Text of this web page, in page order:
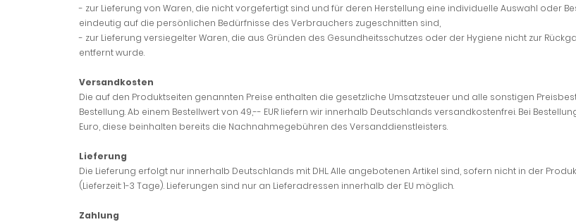
- zur Lieferung von Waren, die nicht vorgefertigt sind und für deren Herstellung eine individuelle Auswahl oder
eindeutig auf die persönlichen Bedürfnisse des Verbrauchers zugeschnitten sind,
- zur Lieferung versiegelter Waren, die aus Gründen des Gesundheitsschutzes oder der Hygiene nicht zur
entfernt wurde.
Versandkosten
Die auf den Produktseiten genannten Preise enthalten die gesetzliche Umsatzsteuer und alle sonstigen
Bestellung. Ab einem Bestellwert von 49,-- EUR liefern wir innerhalb Deutschlands versandkostenfrei. Bei
Euro, diese beinhalten bereits die Nachnahmegebühren des Versanddienstleisters.
Lieferung
Die Lieferung erfolgt nur innerhalb Deutschlands mit DHL. Alle angebotenen Artikel sind, sofern nicht in der
(Lieferzeit: 1-3 Tage). Lieferungen sind nur an Lieferadressen innerhalb der EU möglich.
Zahlung